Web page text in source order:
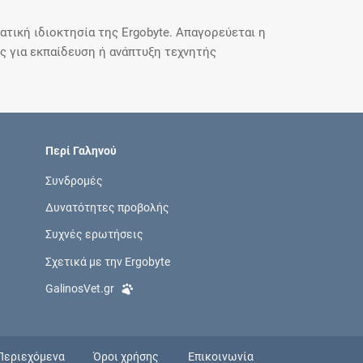
ιδιοκτησία της Ergobyte. Απαγορεύεται η
εκπαίδευση ή ανάπτυξη τεχνητής
Περί Γαληνού
Συνδρομές
Δυνατότητες προβολής
Συχνές ερωτήσεις
Σχετικά με την Ergobyte
GalinosVet.gr
Όροι χρήσης Επικοινωνία